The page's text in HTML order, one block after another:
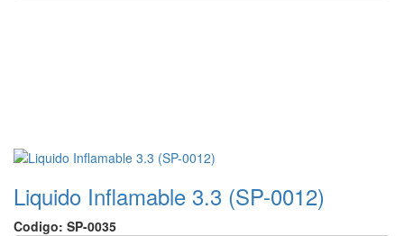
Liquido Inflamable 3.3 (SP-0012)
Codigo: SP-0035